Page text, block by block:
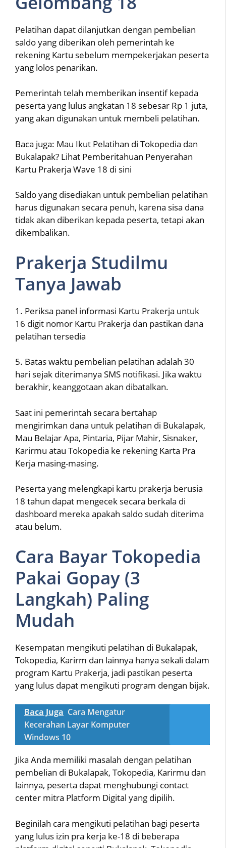
Pelatihan dapat dilanjutkan dengan pembelian
saldo yang diberikan oleh pemerintah ke
rekening Kartu sebelum mempekerjakan peserta
yang lolos penarikan.
Pemerintah telah memberikan insentif kepada
peserta yang lulus angkatan 18 sebesar Rp 1 juta,
yang akan digunakan untuk membeli pelatihan.
Baca juga: Mau Ikut Pelatihan di Tokopedia dan
Bukalapak? Lihat Pemberitahuan Penyerahan
Kartu Prakerja Wave 18 di sini
Saldo yang disediakan untuk pembelian pelatihan
harus digunakan secara penuh, karena sisa dana
tidak akan diberikan kepada peserta, tetapi akan
dikembalikan.
Prakerja Studilmu
Tanya Jawab
1. Periksa panel informasi Kartu Prakerja untuk
16 digit nomor Kartu Prakerja dan pastikan dana
pelatihan tersedia
5. Batas waktu pembelian pelatihan adalah 30
hari sejak diterimanya SMS notifikasi. Jika waktu
berakhir, keanggotaan akan dibatalkan.
Saat ini pemerintah secara bertahap
mengirimkan dana untuk pelatihan di Bukalapak,
Mau Belajar Apa, Pintaria, Pijar Mahir, Sisnaker,
Karirmu atau Tokopedia ke rekening Karta Pra
Kerja masing-masing.
Peserta yang melengkapi kartu prakerja berusia
18 tahun dapat mengecek secara berkala di
dashboard mereka apakah saldo sudah diterima
atau belum.
Cara Bayar Tokopedia
Pakai Gopay (3
Langkah) Paling
Mudah
Kesempatan mengikuti pelatihan di Bukalapak,
Tokopedia, Karirm dan lainnya hanya sekali dalam
program Kartu Prakerja, jadi pastikan peserta
yang lulus dapat mengikuti program dengan bijak.
Baca Juga Cara Mengatur
Kecerahan Layar Komputer
Windows 10
Jika Anda memiliki masalah dengan pelatihan
pembelian di Bukalapak, Tokopedia, Karirmu dan
lainnya, peserta dapat menghubungi contact
center mitra Platform Digital yang dipilih.
Beginilah cara mengikuti pelatihan bagi peserta
yang lulus izin pra kerja ke-18 di beberapa